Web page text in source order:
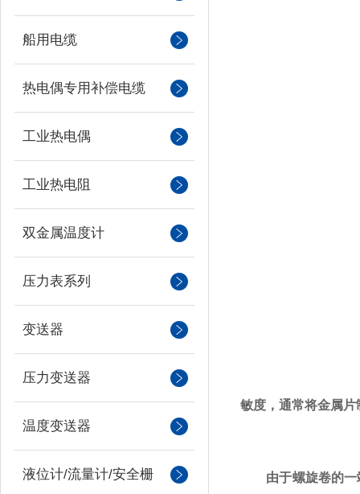
船用电缆
热电偶专用补偿电缆
工业热电偶
工业热电阻
双金属温度计
压力表系列
变送器
压力变送器
温度变送器
液位计/流量计/安全栅
敏度，通常将金属
由于螺旋卷的一端